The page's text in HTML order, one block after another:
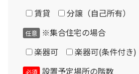
賃貸
分譲（自己所有）
任意
※集合住宅の場合
楽器可
楽器可(条件付き)
必須 設置予定場所の階数